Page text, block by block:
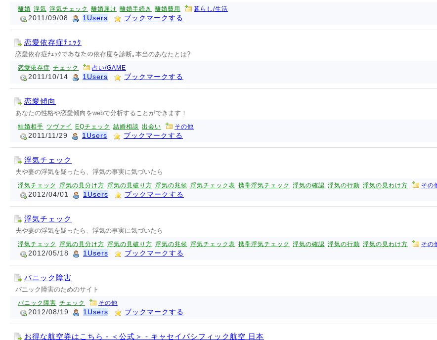
離婚 浮気 浮気チェック 離婚届け 離婚手続き 離婚費用 暮らし/生活
2011/09/08 1Users ブックマークする
恋愛依存症ﾁｪｯｸ
恋愛依存症ﾁｪｯｸであなたの依存度を診断｡本当のあなたとは?
恋愛依存症 チェック 占い/GAME
2011/10/14 1Users ブックマークする
恋愛傾向
あなたの性格や恋愛傾向をwebで分析することができます！
結婚相手 ツヴァイ EQチェック 結婚相談 出会い その他
2011/11/29 1Users ブックマークする
浮気チェック
夫や妻の浮気を疑ったら、浮気の事実に気づいたら
浮気チェック 浮気の見分け方 浮気の見破り方 浮気の兆候 浮気チェック表 携帯浮気チェック 浮気の確認 浮気の行動 浮気の見わけ方 その
2012/04/01 1Users ブックマークする
浮気チェック
夫や妻の浮気を疑ったら、浮気の事実に気づいたら
浮気チェック 浮気の見分け方 浮気の見破り方 浮気の兆候 浮気チェック表 携帯浮気チェック 浮気の確認 浮気の行動 浮気の見わけ方 その
2012/05/18 1Users ブックマークする
パニック障害
パニック障害のためのサイト
パニック障害 チェック その他
2012/08/19 1Users ブックマークする
お得な航空券はこちら - ＜公式＞ - キャセイパシフィック航空 日本